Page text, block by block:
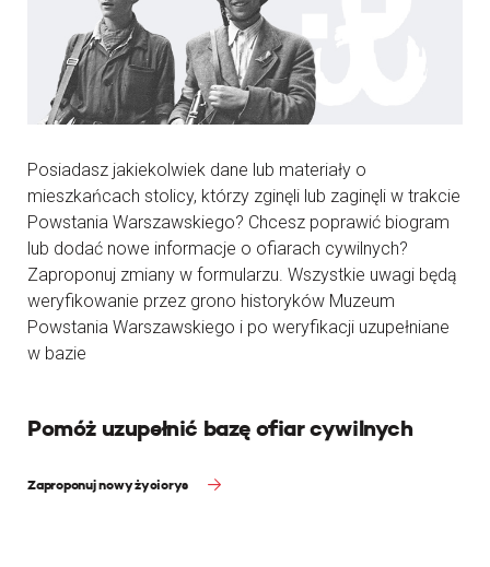
Posiadasz jakiekolwiek dane lub materiały o
mieszkańcach stolicy, którzy zginęli lub zaginęli w trakcie
Powstania Warszawskiego? Chcesz poprawić biogram
lub dodać nowe informacje o ofiarach cywilnych?
Zaproponuj zmiany w formularzu. Wszystkie uwagi będą
weryfikowanie przez grono historyków Muzeum
Powstania Warszawskiego i po weryfikacji uzupełniane
w bazie
Pomóż uzupełnić bazę ofiar cywilnych
Zaproponuj nowy życiorys